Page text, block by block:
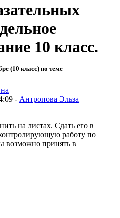
10 класс.
(10 класс) по теме
- Антропова Эльза
на листах. Сдать его в
работу по
возможно принять в